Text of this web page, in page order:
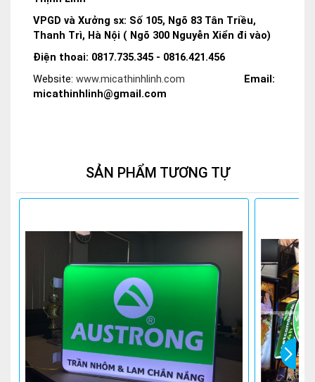
VPGD và Xưởng sx: Số 105, Ngõ 83 Tân Triều,
Thanh Trì, Hà Nội ( Ngõ 300 Nguyễn Xiển đi vào)
Điện thoai: 0817.735.345 - 0816.421.456
Website: www.micathinhlinh.com
Email:
micathinhlinh@gmail.com
SẢN PHẨM TƯƠNG TỰ